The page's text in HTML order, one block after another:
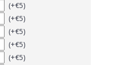
(+€5)
(+€5)
(+€5)
(+€5)
(+€5)